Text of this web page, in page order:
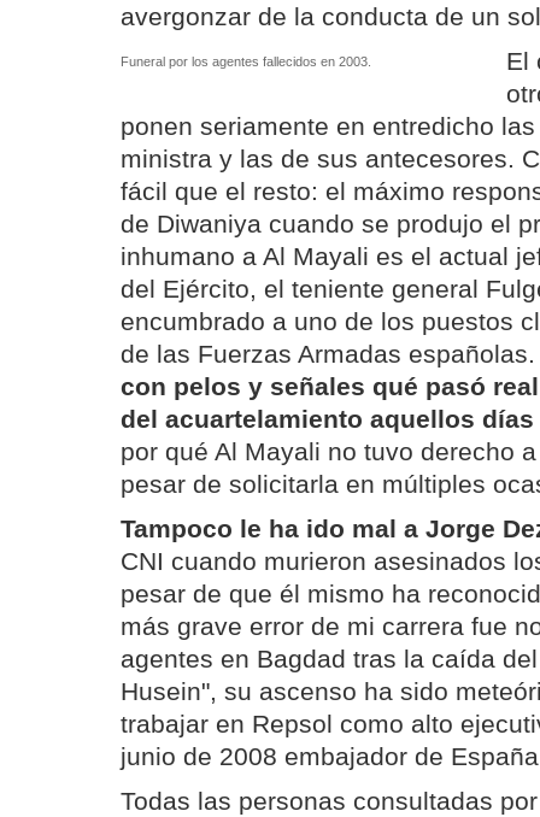
avergonzar de la conducta de un
Funeral por los agentes fallecidos en 2003.
El
ponen seriamente en entredicho
ministra y las de sus antecesores.
fácil que el resto: el máximo
de Diwaniya cuando se produjo el
inhumano a Al Mayali es el actual
del Ejército, el teniente general
encumbrado a uno de los puestos
de las Fuerzas Armadas
con pelos y señales qué pasó
del acuartelamiento aquellos días
por qué Al Mayali no tuvo derecho
pesar de solicitarla en múltiples
Tampoco le ha ido mal a Jorge
CNI cuando murieron asesinados
pesar de que él mismo ha
más grave error de mi carrera fue
agentes en Bagdad tras la caída
Husein", su ascenso ha sido
trabajar en Repsol como alto
junio de 2008 embajador de
Todas las personas consultadas